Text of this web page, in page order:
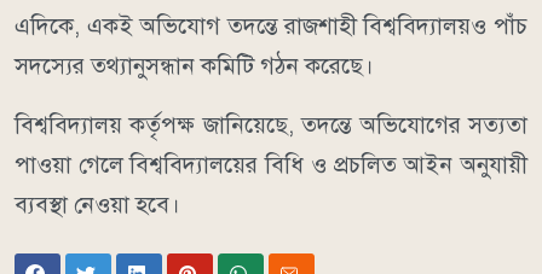
এদিকে, একই অভিযোগ তদন্তে রাজশাহী বিশ্ববিদ্যালয়ও পাঁচ
সদস্যের তথ্যানুসন্ধান কমিটি গঠন করেছে।
বিশ্ববিদ্যালয় কর্তৃপক্ষ জানিয়েছে, তদন্তে অভিযোগের সত্যতা
পাওয়া গেলে বিশ্ববিদ্যালয়ের বিধি ও প্রচলিত আইন অনুযায়ী
ব্যবস্থা নেওয়া হবে।